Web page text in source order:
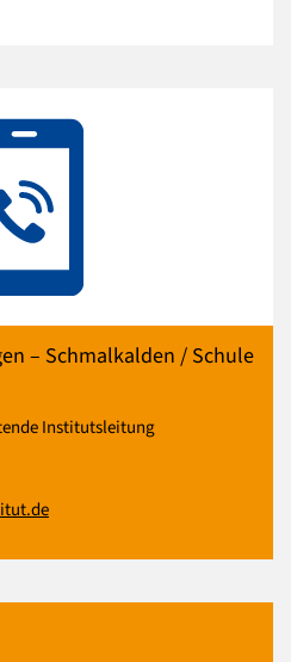
– Schmalkalden / Schule
Institutsleitung